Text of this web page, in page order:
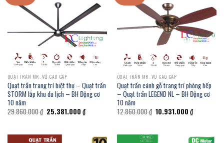
QUẠT TRẦN MR. VŨ CAO CẤP
Quạt trần trang trí biệt thự – Quạt trần
STORM lắp khu du lịch – BH Động cơ
10 năm
29.860.000₫ Giá
gốc
25.381.000 ₫Giá
hiện
25.381.000 ₫.
QUẠT TRẦN MR. VŨ CAO CẤP
Quạt trần cánh gỗ trang trí phòng bếp
– Quạt trần LEGEND NL – BH Động cơ
10 năm
12.860.000₫ Giá
gốc
10.931.000 ₫Giá
hiện
10.931.000